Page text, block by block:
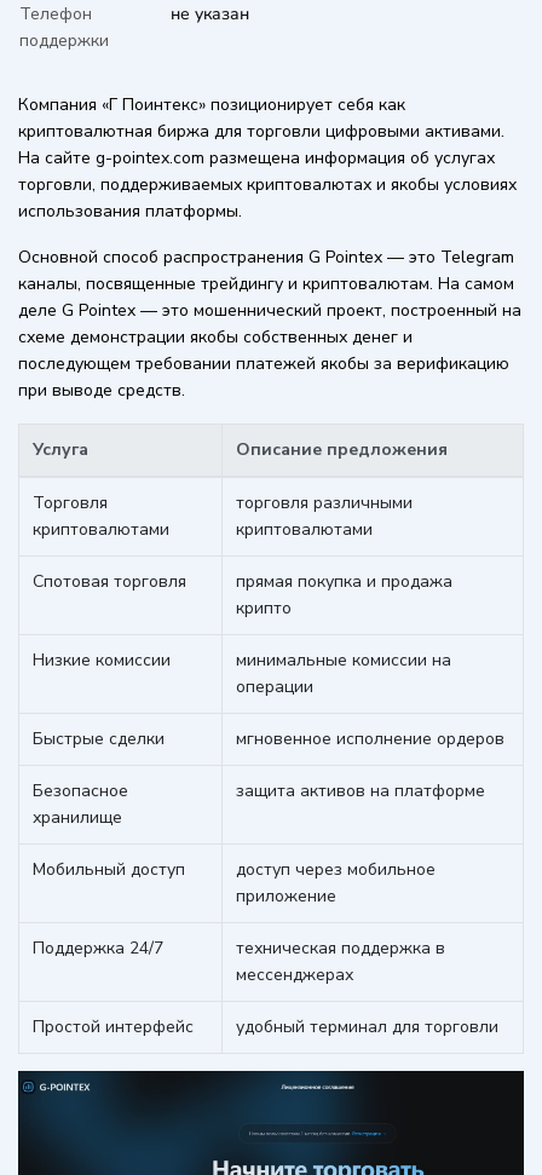
Телефон
поддержки
не указан
Компания «Г Поинтекс» позиционирует себя как
криптовалютная биржа для торговли цифровыми активами.
На сайте g-pointex.com размещена информация об услугах
торговли, поддерживаемых криптовалютах и якобы условиях
использования платформы.
Основной способ распространения G Pointex — это Telegram
каналы, посвященные трейдингу и криптовалютам. На самом
деле G Pointex — это мошеннический проект, построенный на
схеме демонстрации якобы собственных денег и
последующем требовании платежей якобы за верификацию
при выводе средств.
Услуга Описание предложения
Торговля
криптовалютами
торговля различными
криптовалютами
Спотовая торговля
прямая покупка и продажа
крипто
Низкие комиссии
минимальные комиссии на
операции
Быстрые сделки мгновенное исполнение ордеров
Безопасное
хранилище
защита активов на платформе
Мобильный доступ
доступ через мобильное
приложение
Поддержка 24/7
техническая поддержка в
мессенджерах
Простой интерфейс удобный терминал для торговли